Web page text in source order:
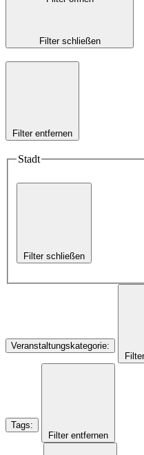
Filter schließen
Filter entfernen
Stadt
Filter schließen
Veranstaltungskategorie:
Tags:
Filter entfernen